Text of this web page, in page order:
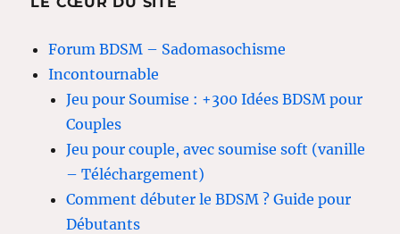
Forum BDSM – Sadomasochisme
Incontournable
Jeu pour Soumise : +300 Idées BDSM pour
Couples
Jeu pour couple, avec soumise soft (vanille
– Téléchargement)
Comment débuter le BDSM ? Guide pour
Débutants